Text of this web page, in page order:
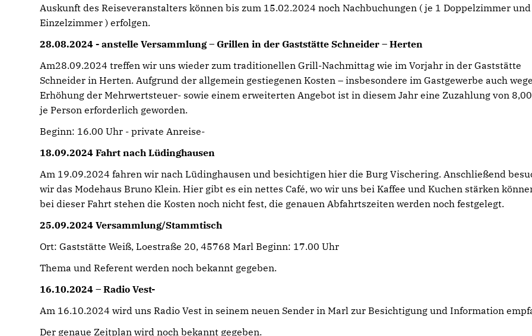
Auskunft des Reiseveranstalters können bis zum 15.02.2024 noch Nachbuchungen ( je 1 Doppelzimmer
Einzelzimmer ) erfolgen.
28.08.2024 - anstelle Versammlung – Grillen in der Gaststätte Schneider – Herten
Am28.09.2024 treffen wir uns wieder zum traditionellen Grill-Nachmittag wie im Vorjahr in der Gaststätte
Schneider in Herten. Aufgrund der allgemein gestiegenen Kosten – insbesondere im Gastgewerbe auch
Erhöhung der Mehrwertsteuer- sowie einem erweiterten Angebot ist in diesem Jahr eine Zuzahlung von
je Person erforderlich geworden.
Beginn: 16.00 Uhr - private Anreise-
18.09.2024 Fahrt nach Lüdinghausen
Am 19.09.2024 fahren wir nach Lüdinghausen und besichtigen hier die Burg Vischering. Anschließend
wir das Modehaus Bruno Klein. Hier gibt es ein nettes Café, wo wir uns bei Kaffee und Kuchen stärken
bei dieser Fahrt stehen die Kosten noch nicht fest, die genauen Abfahrtszeiten werden noch festgelegt.
25.09.2024 Versammlung/Stammtisch
Ort: Gaststätte Weiß, Loestraße 20, 45768 Marl Beginn: 17.00 Uhr
Thema und Referent werden noch bekannt gegeben.
16.10.2024 – Radio Vest-
Am 16.10.2024 wird uns Radio Vest in seinem neuen Sender in Marl zur Besichtigung und Information
Der genaue Zeitplan wird noch bekannt gegeben.